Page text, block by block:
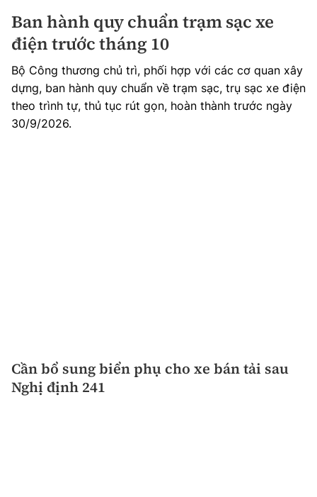
Ban hành quy chuẩn trạm sạc xe
điện trước tháng 10
Bộ Công thương chủ trì, phối hợp với các cơ quan xây
dựng, ban hành quy chuẩn về trạm sạc, trụ sạc xe điện
theo trình tự, thủ tục rút gọn, hoàn thành trước ngày
30/9/2026.
Cần bổ sung biển phụ cho xe bán tải sau
Nghị định 241